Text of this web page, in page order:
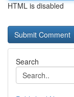
HTML is disabled
Search